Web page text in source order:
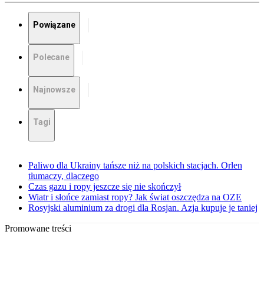
Powiązane
Polecane
Najnowsze
Tagi
Paliwo dla Ukrainy tańsze niż na polskich stacjach. Orlen
tłumaczy, dlaczego
Czas gazu i ropy jeszcze się nie skończył
Wiatr i słońce zamiast ropy? Jak świat oszczędza na OZE
Rosyjski aluminium za drogi dla Rosjan. Azja kupuje je taniej
Promowane treści